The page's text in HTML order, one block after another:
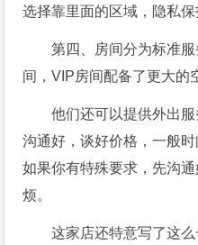
选择靠里面的区域，隐私保
第四、房间分为标准
间，VIP房间配备了更大的
他们还可以提供外出
沟通好，谈好价格，一般
如果你有特殊要求，先沟
烦。
这家店还特意写了这